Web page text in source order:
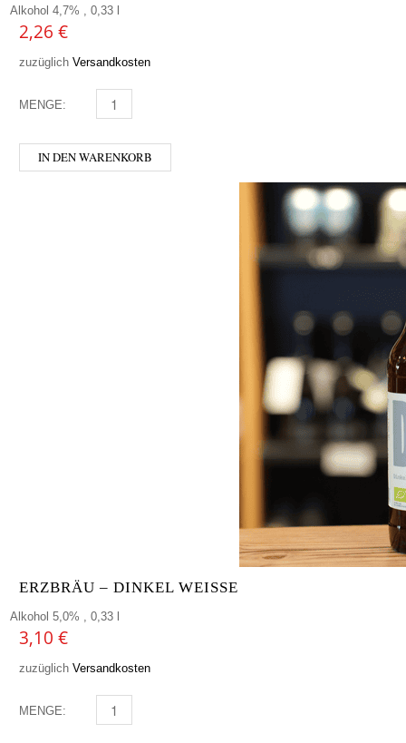
Alkohol 4,7% , 0,33 l
2,26 €
zuzüglich Versandkosten
MENGE: FREISTÄDTER - BIO ZWICKL MENGE
IN DEN WARENKORB
ERZBRÄU – DINKEL WEISSE
Alkohol 5,0% , 0,33 l
3,10 €
zuzüglich Versandkosten
MENGE: ERZBRÄU - DINKEL WEISSE MENGE